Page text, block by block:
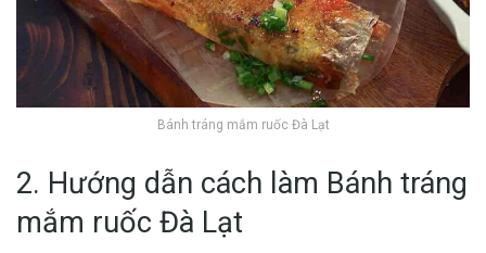
Bánh tráng mắm ruốc Đà Lạt
2. Hướng dẫn cách làm Bánh tráng
mắm ruốc Đà Lạt